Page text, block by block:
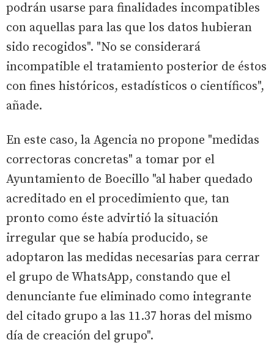
podrán usarse para finalidades incompatibles
con aquellas para las que los datos hubieran
sido recogidos". "No se considerará
incompatible el tratamiento posterior de éstos
con fines históricos, estadísticos o científicos",
añade.
En este caso, la Agencia no propone "medidas
correctoras concretas" a tomar por el
Ayuntamiento de Boecillo "al haber quedado
acreditado en el procedimiento que, tan
pronto como éste advirtió la situación
irregular que se había producido, se
adoptaron las medidas necesarias para cerrar
el grupo de WhatsApp, constando que el
denunciante fue eliminado como integrante
del citado grupo a las 11.37 horas del mismo
día de creación del grupo".